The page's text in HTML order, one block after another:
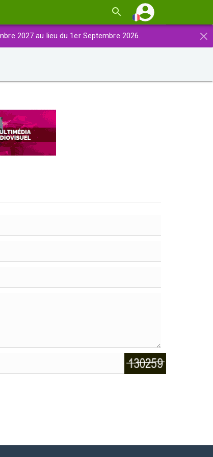
×
2027 au lieu du 1er Septembre 2026.